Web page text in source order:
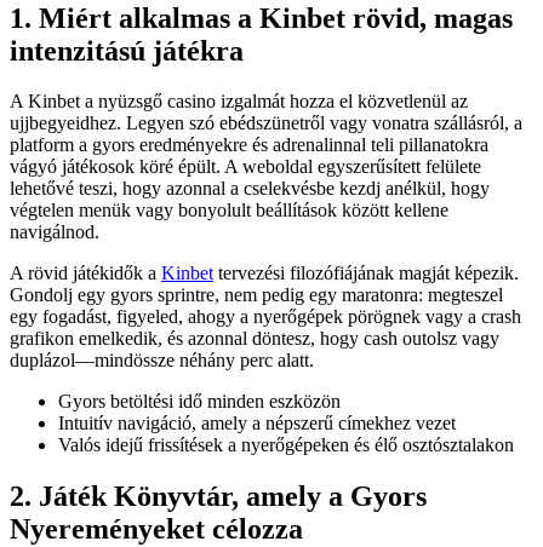
1. Miért alkalmas a Kinbet rövid, magas
intenzitású játékra
A Kinbet a nyüzsgő casino izgalmát hozza el közvetlenül az
ujjbegyeidhez. Legyen szó ebédszünetről vagy vonatra szállásról, a
platform a gyors eredményekre és adrenalinnal teli pillanatokra
vágyó játékosok köré épült. A weboldal egyszerűsített felülete
lehetővé teszi, hogy azonnal a cselekvésbe kezdj anélkül, hogy
végtelen menük vagy bonyolult beállítások között kellene
navigálnod.
A rövid játékidők a Kinbettervezési filozófiájának magját képezik.
Gondolj egy gyors sprintre, nem pedig egy maratonra: megteszel
egy fogadást, figyeled, ahogy a nyerőgépek pörögnek vagy a crash
grafikon emelkedik, és azonnal döntesz, hogy cash outolsz vagy
duplázol—mindössze néhány perc alatt.
Gyors betöltési idő minden eszközön
Intuitív navigáció, amely a népszerű címekhez vezet
Valós idejű frissítések a nyerőgépeken és élő osztósztalakon
2. Játék Könyvtár, amely a Gyors
Nyereményeket célozza